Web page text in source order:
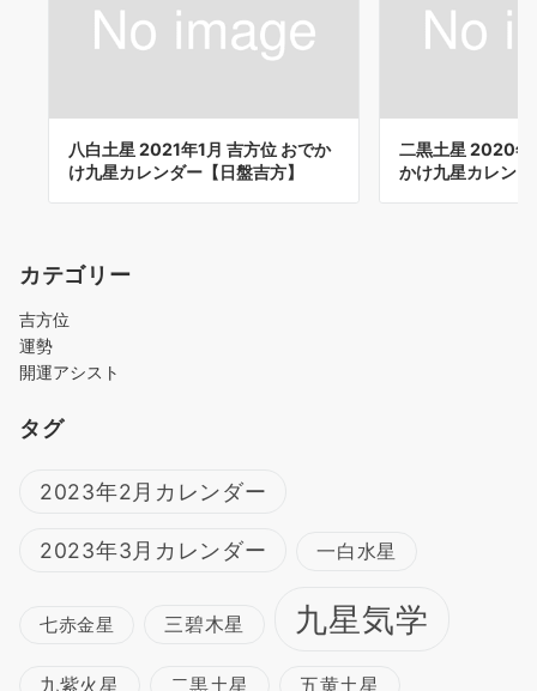
八白土星 2021年1月 吉方位 おでか
け九星カレンダー【日盤吉方】
二黒土星 2020年
かけ九星カレン
カテゴリー
吉方位
運勢
開運アシスト
タグ
2023年2月カレンダー
2023年3月カレンダー 一白水星
七赤金星 三碧木星 九星気学
九紫火星 二黒土星 五黄土星